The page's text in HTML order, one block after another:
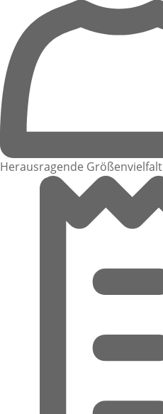
Herausragende Größenvielfalt